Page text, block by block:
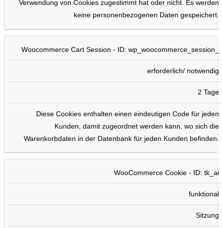
Verwendung von Cookies zugestimmt hat oder nicht. Es werden
keine personenbezogenen Daten gespeichert.
Woocommerce Cart Session - ID: wp_woocommerce_session_
erforderlich/ notwendig
2 Tage
Diese Cookies enthalten einen eindeutigen Code für jeden
Kunden, damit zugeordnet werden kann, wo sich die
Warenkorbdaten in der Datenbank für jeden Kunden befinden.
WooCommerce Cookie - ID: tk_ai
funktional
Sitzung